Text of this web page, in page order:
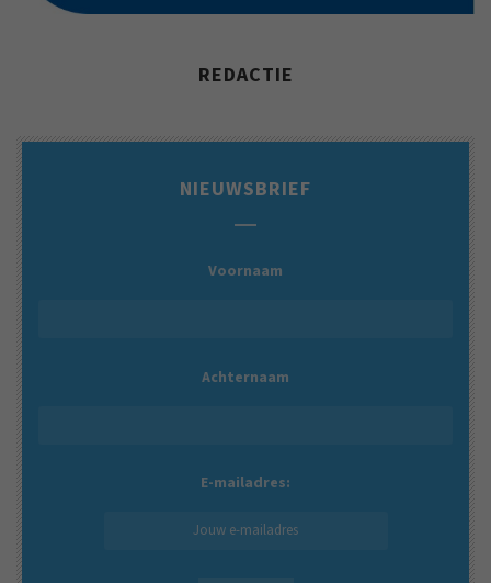
REDACTIE
NIEUWSBRIEF
Voornaam
Achternaam
E-mailadres: